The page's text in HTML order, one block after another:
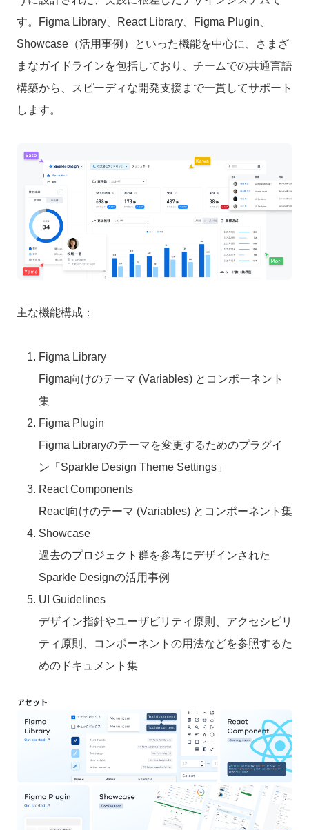
す。Figma Library、React Library、Figma Plugin、
Showcase（活用事例）といった機能を中心に、さまざ
まなガイドラインを包括しており、チームでの共通言語
構築から、スピーディな開発支援まで一貫してサポート
します。
主な機能構成：
Figma Library
Figma向けのテーマ (Variables) とコンポーネント
集
Figma Plugin
Figma Libraryのテーマを変更するためのプラグイ
ン「Sparkle Design Theme Settings」
React Components
React向けのテーマ (Variables) とコンポーネント集
Showcase
過去のプロジェクト群を参考にデザインされた
Sparkle Designの活用事例
UI Guidelines
デザイン指針やユーザビリティ原則、アクセシビリ
ティ原則、コンポーネントの用法などを参照するた
めのドキュメント集